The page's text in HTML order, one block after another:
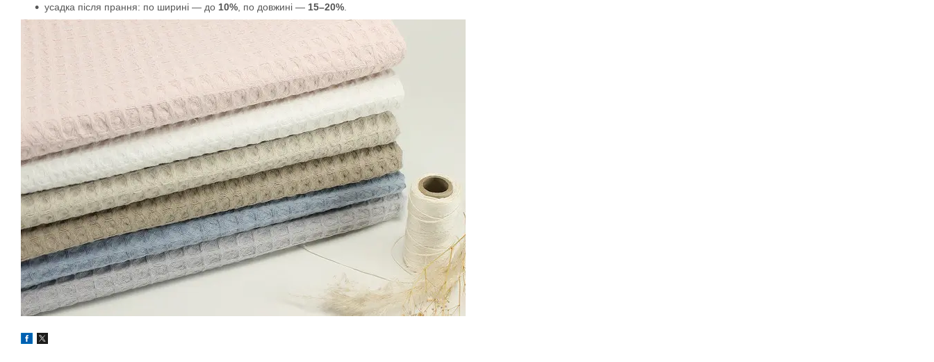
усадка після прання: по ширині — до 10% , по довжині — 15–20%